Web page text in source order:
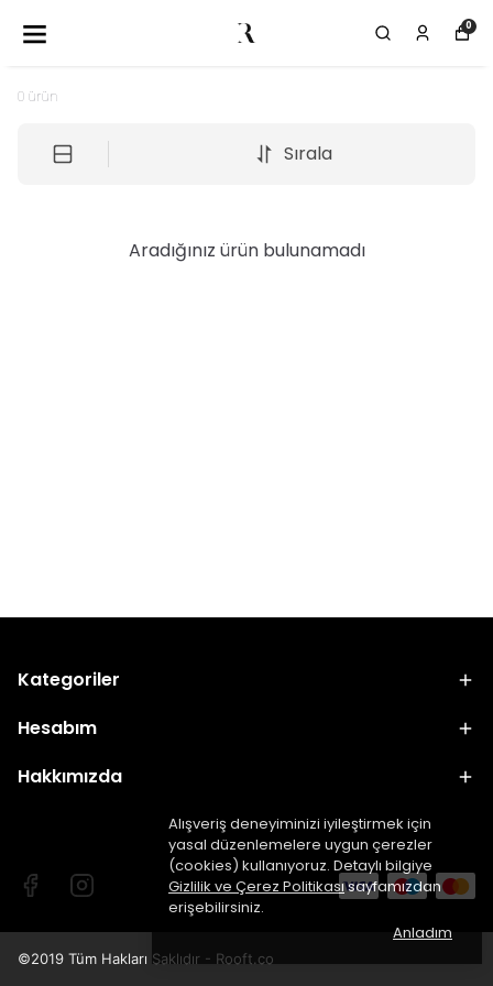
0
Alışveriş deneyiminizi iyileştirmek için
yasal düzenlemelere uygun çerezler
(cookies) kullanıyoruz. Detaylı bilgiye
Gizlilik ve Çerez Politikasısayfamızdan
erişebilirsiniz.
Anladım
0 ürün
Sırala
Aradığınız ürün bulunamadı
Kategoriler
Hesabım
Hakkımızda
©2019 Tüm Hakları Saklıdır - Rooft.co